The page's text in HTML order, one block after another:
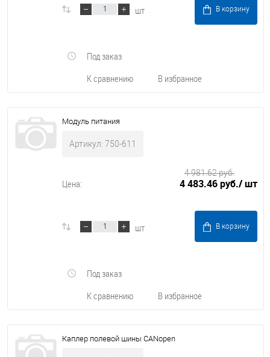
шт В корзину
К сравнению В избранное
Под заказ
Модуль питания
Артикул: 750-611
Цена: 4 483.46 руб./ шт
4 981.62 руб.
шт В корзину
К сравнению В избранное
Под заказ
Каплер полевой шины CANopen